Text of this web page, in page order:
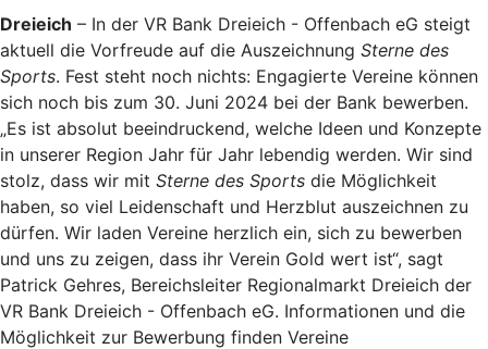
Dreieich – In der VR Bank Dreieich - Offenbach eG steigt
aktuell die Vorfreude auf die Auszeichnung Sterne des
Sports. Fest steht noch nichts: Engagierte Vereine können
sich noch bis zum 30. Juni 2024 bei der Bank bewerben.
„Es ist absolut beeindruckend, welche Ideen und Konzepte
in unserer Region Jahr für Jahr lebendig werden. Wir sind
stolz, dass wir mit Sterne des Sports die Möglichkeit
haben, so viel Leidenschaft und Herzblut auszeichnen zu
dürfen. Wir laden Vereine herzlich ein, sich zu bewerben
und uns zu zeigen, dass ihr Verein Gold wert ist“, sagt
Patrick Gehres, Bereichsleiter Regionalmarkt Dreieich der
VR Bank Dreieich - Offenbach eG. Informationen und die
Möglichkeit zur Bewerbung finden Vereine